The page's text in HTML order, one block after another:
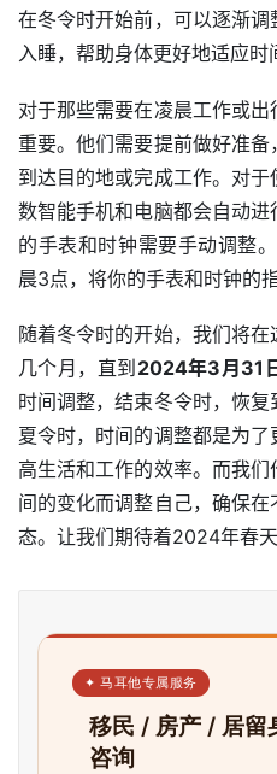
在冬令时开始前，可以逐渐
入睡，帮助身体更好地适应时
对于那些需要在凌晨工作或
重要。他们需要提前做好准
到达目的地或完成工作。对
数智能手机和电脑都会自动
的手表和时钟需要手动调整
晨3点，将你的手表和时钟的
随着冬令时的开始，我们将
几个月，直到 2024年3月31
时间调整，结束冬令时，恢
夏令时，时间的调整都是为
高生活和工作的效率。而我
间的变化而调整自己，确保
态。让我们期待着2024年春天
✦ 马耳他专属服务
移民 / 房产 / 居留
咨询